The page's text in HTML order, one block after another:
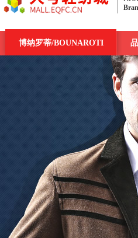
品牌街 一周新发现 今日最大
博纳罗蒂/BOUNAROTI